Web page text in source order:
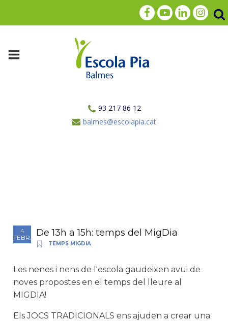
93 217 86 12
balmes@escolapia.cat
4
FEBR.
De 13h a 15h: temps del MigDia
TEMPS MIGDIA
Les nenes i nens de l'escola gaudeixen avui de
noves propostes en el temps del lleure al
MIGDIA!
Els JOCS TRADICIONALS ens ajuden a crear una